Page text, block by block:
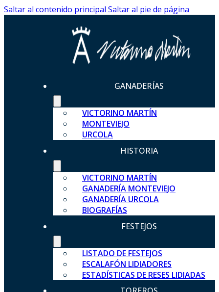
Saltar al contenido principal Saltar al pie de página
GANADERÍAS
VICTORINO MARTÍN
MONTEVIEJO
URCOLA
HISTORIA
VICTORINO MARTÍN
GANADERÍA MONTEVIEJO
GANADERÍA URCOLA
BIOGRAFÍAS
FESTEJOS
LISTADO DE FESTEJOS
ESCALAFÓN LIDIADORES
ESTADÍSTICAS DE RESES LIDIADAS